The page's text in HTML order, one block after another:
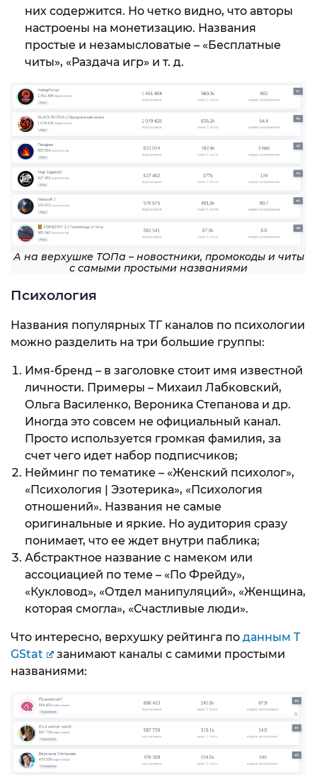
них содержится. Но четко видно, что авторы
настроены на монетизацию. Названия
простые и незамысловатые – «Бесплатные
читы», «Раздача игр» и т. д.
А на верхушке ТОПа – новостники, промокоды и читы
с самыми простыми названиями
Психология
Названия популярных ТГ каналов по психологии
можно разделить на три большие группы:
Имя-бренд – в заголовке стоит имя известной
личности. Примеры – Михаил Лабковский,
Ольга Василенко, Вероника Степанова и др.
Иногда это совсем не официальный канал.
Просто используется громкая фамилия, за
счет чего идет набор подписчиков;
Нейминг по тематике – «Женский психолог»,
«Психология | Эзотерика», «Психология
отношений». Названия не самые
оригинальные и яркие. Но аудитория сразу
понимает, что ее ждет внутри паблика;
Абстрактное название с намеком или
ассоциацией по теме – «По Фрейду»,
«Кукловод», «Отдел манипуляций», «Женщина,
которая смогла», «Счастливые люди».
Что интересно, верхушку рейтинга по данным T
GStat
занимают каналы с самими простыми
названиями: